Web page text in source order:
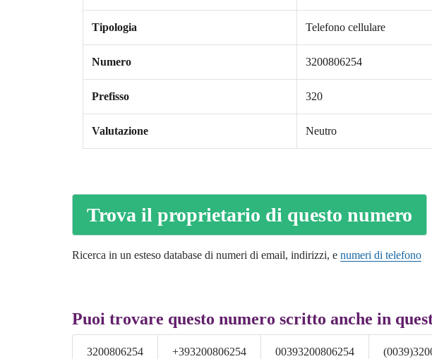
Tipologia Telefono cellulare
Numero 3200806254
Prefisso 320
Valutazione Neutro
Trova il proprietario di questo numero
Ricerca in un esteso database di numeri di email, indirizzi, e numeri di telefono
Puoi trovare questo numero scritto anche in
3200806254 +393200806254 00393200806254